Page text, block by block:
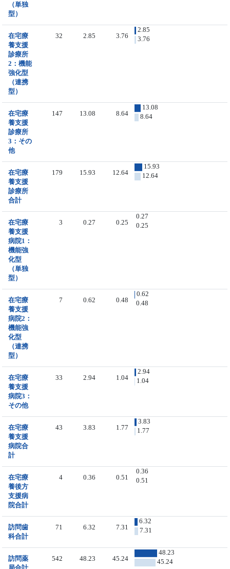
（単独
型）
在宅療
養支援
診療所
2：機能
強化型
（連携
型）
32 2.85 3.76
2.85
3.76
在宅療
養支援
診療所
3：その
他
147 13.08 8.64
13.08
8.64
在宅療
養支援
診療所
合計
179 15.93 12.64
15.93
12.64
在宅療
養支援
病院1：
機能強
化型
（単独
型）
3 0.27 0.25
0.27
0.25
在宅療
養支援
病院2：
機能強
化型
（連携
型）
7 0.62 0.48
0.62
0.48
在宅療
養支援
病院3：
その他
33 2.94 1.04
2.94
1.04
在宅療
養支援
病院合
計
43 3.83 1.77
3.83
1.77
在宅療
養後方
支援病
院合計
4 0.36 0.51
0.36
0.51
訪問歯
科合計
71 6.32 7.31
6.32
7.31
訪問薬
542 48.23 45.24
48.23
45.24